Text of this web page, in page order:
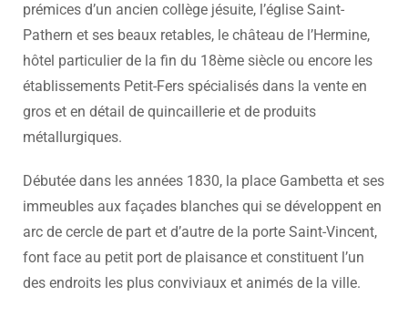
prémices d’un ancien collège jésuite, l’église Saint-
Pathern et ses beaux retables, le château de l’Hermine,
hôtel particulier de la fin du 18ème siècle ou encore les
établissements Petit-Fers spécialisés dans la vente en
gros et en détail de quincaillerie et de produits
métallurgiques.
Débutée dans les années 1830, la place Gambetta et ses
immeubles aux façades blanches qui se développent en
arc de cercle de part et d’autre de la porte Saint-Vincent,
font face au petit port de plaisance et constituent l’un
des endroits les plus conviviaux et animés de la ville.